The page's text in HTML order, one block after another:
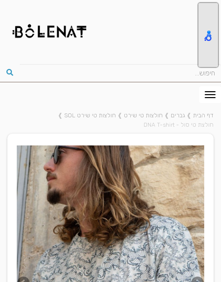
דף הבית ❱ גברים ❱ חולצות טי שירט ❱ חולצות טי שירט SOL
❱
חולצת טי סול - DNA T-shirt